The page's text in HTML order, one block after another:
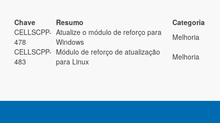
Chave Resumo
Categoria
CELLSCPP-
478
Atualize o módulo de reforço para
Windows
Melhoria
CELLSCPP-
483
Módulo de reforço de atualização
para Linux
Melhoria